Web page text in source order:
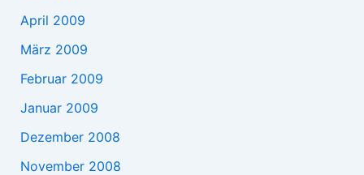
April 2009
März 2009
Februar 2009
Januar 2009
Dezember 2008
November 2008